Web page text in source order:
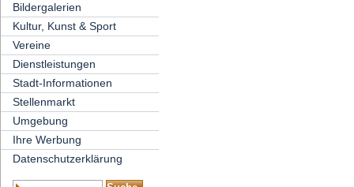
Bildergalerien
Kultur, Kunst & Sport
Vereine
Dienstleistungen
Stadt-Informationen
Stellenmarkt
Umgebung
Ihre Werbung
Datenschutzerklärung